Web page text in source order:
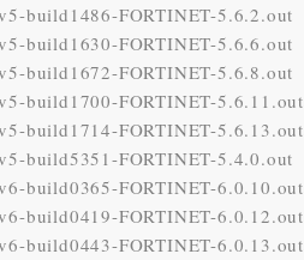
build1486-FORTINET-5.6.2.out
build1630-FORTINET-5.6.6.out
build1672-FORTINET-5.6.8.out
build1700-FORTINET-5.6.11.out
build1714-FORTINET-5.6.13.out
build5351-FORTINET-5.4.0.out
build0365-FORTINET-6.0.10.out
build0419-FORTINET-6.0.12.out
build0443-FORTINET-6.0.13.out